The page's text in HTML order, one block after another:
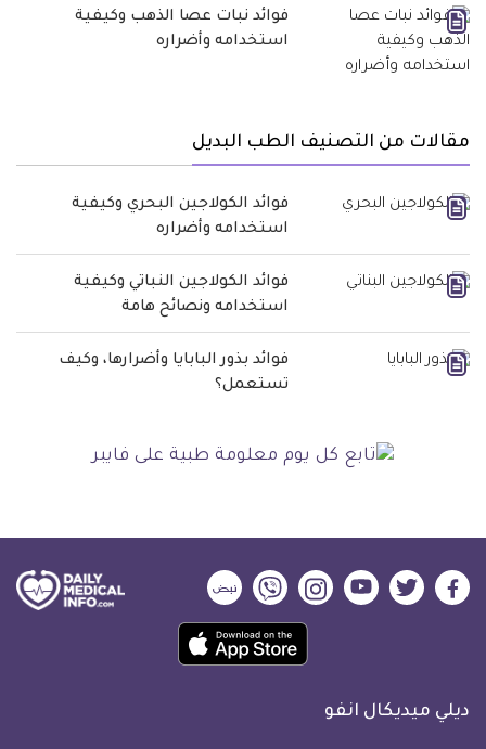
فوائد نبات عصا الذهب وكيفية
استخدامه وأضراره
مقالات من التصنيف الطب البديل
فوائد الكولاجين البحري وكيفية
استخدامه وأضراره
فوائد الكولاجين النباتي وكيفية
استخدامه ونصائح هامة
فوائد بذور البابايا وأضرارها، وكيف
تستعمل؟
ديلي
فيسبوك
ديلي
تويتر
ديلي
ميديكال
يوتيوب
ديلي
ميديكال
انفو
ديلي
ميديكال
انفو
ديلي
ميديكال
انفو
حمل
تطبيق
ديلي ميديكال انفو